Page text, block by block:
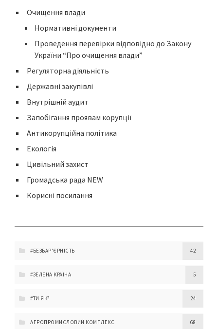
Очищення влади
Нормативні документи
Проведення перевірки відповідно до Закону
України “Про очищення влади”
Регуляторна діяльність
Державні закупівлі
Внутрішній аудит
Запобігання проявам корупції
Антикорупційна політика
Екологія
Цивільний захист
Громадська рада NEW
Корисні посилання
#БЕЗБАР'ЄРНІСТЬ 42
#ЗЕЛЕНА КРАЇНА 5
#ТИ ЯК? 24
АГРОПРОМИСЛОВИЙ КОМПЛЕКС 68